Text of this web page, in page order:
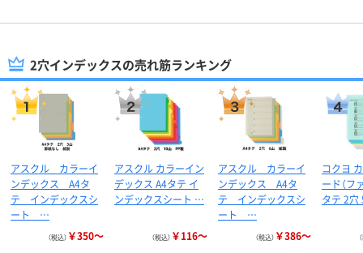
2穴インデックスの売れ筋ランキング
アスクル カラーイ
ンデックス A4タ
テ インデックスシ
ート …
（税込） ￥350～
アスクル カラーイン
デックス A4タテ イ
ンデックスシート …
（税込） ￥116～
アスクル カラーイ
ンデックス A4タ
テ インデックスシ
ート …
（税込） ￥386～
コクヨ
ード（フ
タテ 2